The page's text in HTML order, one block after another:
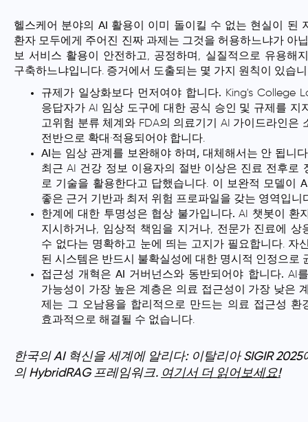
헬스케어 분야의 AI 활용이 이미 돌이킬 수 없는 현실이 된
환자 모두에게 주어진 진짜 과제는 그것을 허용하느냐가 아
보 서비스 활용이 안전하고, 공정하며, 실질적으로 유용해
구축하느냐입니다. 증거에서 도출되는 몇 가지 원칙이 있습
규제가 일상화보다 먼저여야 합니다. King's College
응답자가 AI 임상 도구에 대한 공식 승인 및 규제를 지
고위험 분류 체계와 FDA의 의료기기 AI 가이드라인은
전반으로 확대·적용되어야 합니다.
AI는 임상 관계를 보완해야 하며, 대체해서는 안 됩니
최근 AI 건강 정보 이용자의 절반 이상은 진료 전후로
로 기술을 활용한다고 답했습니다. 이 보완적 모델이
좋은 근거 기반과 최저 위험 프로파일을 갖는 영역입니
한계에 대한 투명성은 협상 불가입니다. AI 챗봇이 환
지시하거나, 임상적 책임을 지거나, 전문가 진료에 상
수 없다는 명확하고 눈에 띄는 고지가 필요합니다. 자
된 시스템은 반드시 불확실성에 대한 명시적 인정으로
접근성 개혁은 AI 거버넌스와 동반되어야 합니다. AI
가능성이 가장 높은 계층은 의료 접근성이 가장 낮은
제는 그 오남용을 합리적으로 만드는 의료 접근성 환
효과적으로 해결될 수 없습니다.
한국의 AI 혁신을 세계에 알리다: 이탈리아 SIGIR
의 HybridRAG 프레임워크. 여기서 더 읽어보세요!